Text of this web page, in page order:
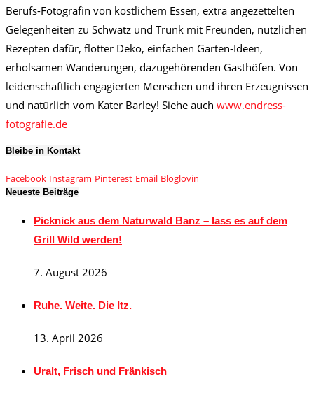
Berufs-Fotografin von köstlichem Essen, extra angezettelten
Gelegenheiten zu Schwatz und Trunk mit Freunden, nützlichen
Rezepten dafür, flotter Deko, einfachen Garten-Ideen,
erholsamen Wanderungen, dazugehörenden Gasthöfen. Von
leidenschaftlich engagierten Menschen und ihren Erzeugnissen
und natürlich vom Kater Barley! Siehe auch www.endress-
fotografie.de
Bleibe in Kontakt
Facebook Instagram Pinterest Email Bloglovin
Neueste Beiträge
Picknick aus dem Naturwald Banz – lass es auf dem
Grill Wild werden!
7. August 2026
Ruhe. Weite. Die Itz.
13. April 2026
Uralt, Frisch und Fränkisch